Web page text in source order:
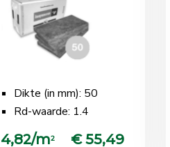
Dikte (in mm): 50
Rd-waarde: 1.4
m2 € 55,49